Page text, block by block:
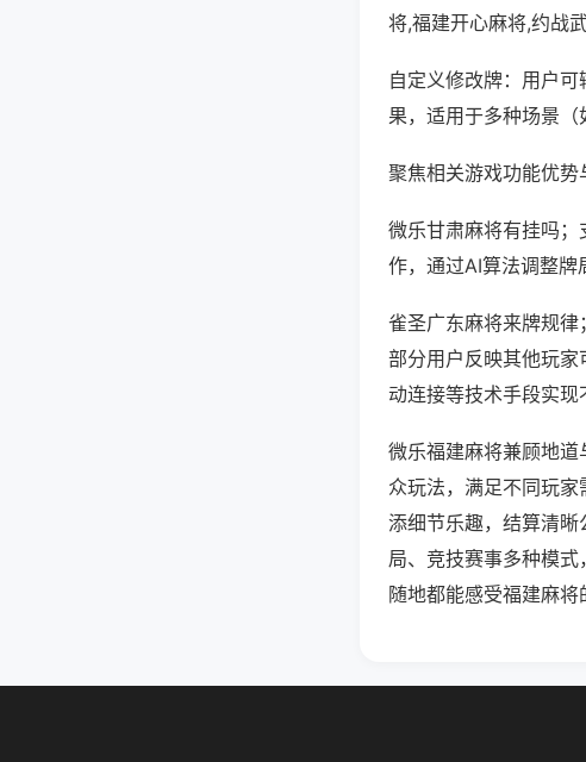
将,福建开心麻将,约战
自定义修改牌：用户
果，适用于多种场景（
聚焦相关游戏功能优势
微乐甘肃麻将有挂吗
作，通过AI算法调整牌
雀圣广东麻将来牌规律
部分用户反映其他玩家
动连接等技术手段实现
微乐福建麻将兼顾地
众玩法，满足不同玩
添细节乐趣，结算清
局、竞技赛事多种模
随地都能感受福建麻将